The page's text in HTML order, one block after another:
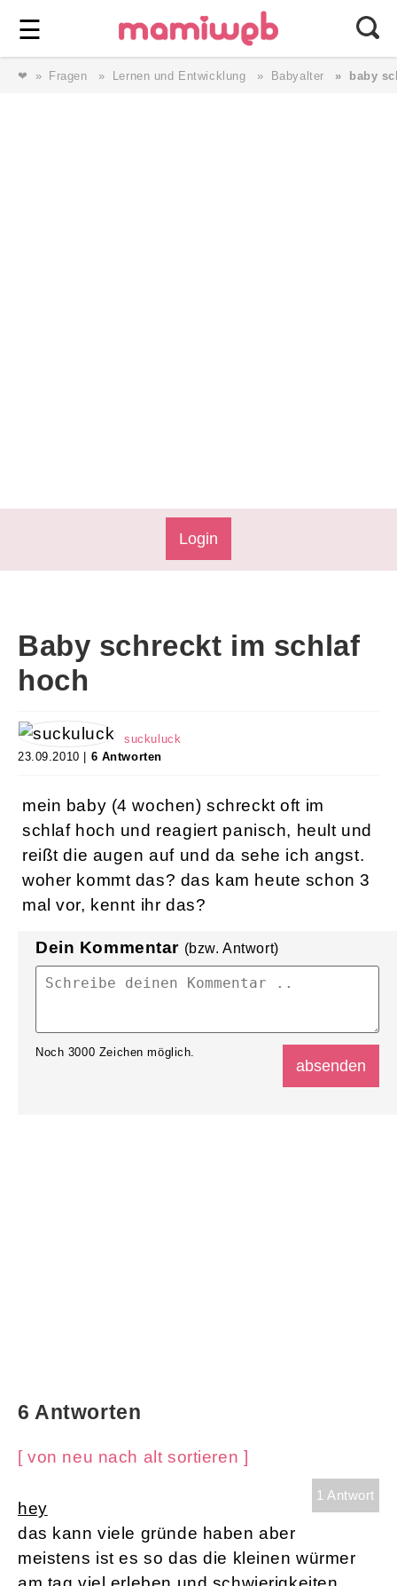
☰ ⎯ Wir lieben Familie ⎯
❤ Fragen Lernen und Entwicklung Babyalter baby
Login
Baby schreckt im schlaf
hoch
suckuluck
23.09.2010 | 6 Antworten
mein baby (4 wochen) schreckt oft im
schlaf hoch und reagiert panisch, heult und
reißt die augen auf und da sehe ich angst.
woher kommt das? das kam heute schon 3
mal vor, kennt ihr das?
Dein Kommentar (bzw. Antwort)
Noch 3000 Zeichen möglich.
6 Antworten
[ von neu nach alt sortieren ]
1 Antwort
hey
das kann viele gründe haben aber
meistens ist es so das die kleinen würmer